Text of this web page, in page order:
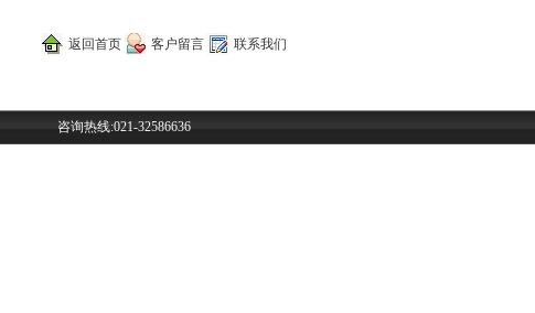
返回首页 客户留言 联系我们
咨询热线:021-32586636